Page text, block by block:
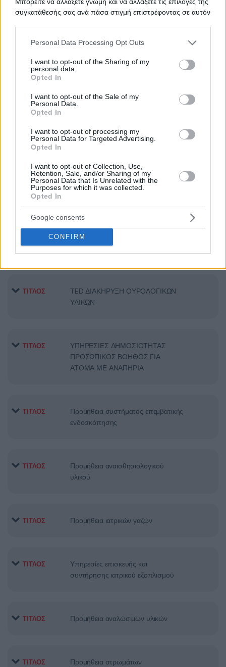
συγκατάθεσής σας ανά πάσα στιγμή επιστρέφοντας σε αυτόν
Please note that this website/app uses one or more Google
not limited to your visit or usage behaviour. You may click to
grant or deny consent to Google and its third-party tags to
use your data for below specified purposes in below Google
consent section.
Personal Data Processing Opt Outs
I want to opt-out of the Sharing of my
personal data.
Opted In
I want to opt-out of the Sale of my
Personal Data.
Opted In
I want to opt-out of processing my
Personal Data for Targeted Advertising.
Opted In
I want to opt-out of Collection, Use,
Retention, Sale, and/or Sharing of my
Personal Data that Is Unrelated with the
Purposes for which it was collected.
Opted In
Google consents
CONFIRM
ΤΙΤΛΟΣ ΟΞΥΓΟΝΟ
ΤΙΤΛΟΣ
ΣΥΝΤΗΡΗΣΗΣ ΙΑΤΡΙΚΟΥ
ΕΞΟΠΛΙΣΜΟΥ
ΤΙΤΛΟΣ
ΤΙΤΛΟΣ TED ΦΙΛΤΡΑ ΑΙΜΟΚΑΘΑΡΣΗΣ
ΤΙΤΛΟΣ
TED ΔΙΑΚΗΡΥΞΗ ΟΥΡΟΛΟΓΙΚΩΝ
ΥΛΙΚΩΝ
ΤΙΤΛΟΣ
ΥΠΗΡΕΣΙΕΣ ΔΗΜΟΣΙΟΤΗΤΑΣ
ΠΡΟΣΩΠΙΚΟΣ ΒΟΗΘΟΣ ΓΙΑ
ΑΤΟΜΑ ΜΕ ΑΝΑΠΗΡΙΑ
ΤΙΤΛΟΣ
Προμήθεια συστήματος επεμβατικής
ενδοσκόπησης
ΤΙΤΛΟΣ
Προμήθεια αναισθησιολογικού
υλικού
ΤΙΤΛΟΣ Προμήθεια ιατρικών γαζών
ΤΙΤΛΟΣ
Υπηρεσίες επισκευής και
συντήρησης ιατρικού εξοπλισμού
ΤΙΤΛΟΣ Προμήθεια αναλώσιμων υλικών
ΤΙΤΛΟΣ Προμήθεια στρωμάτων